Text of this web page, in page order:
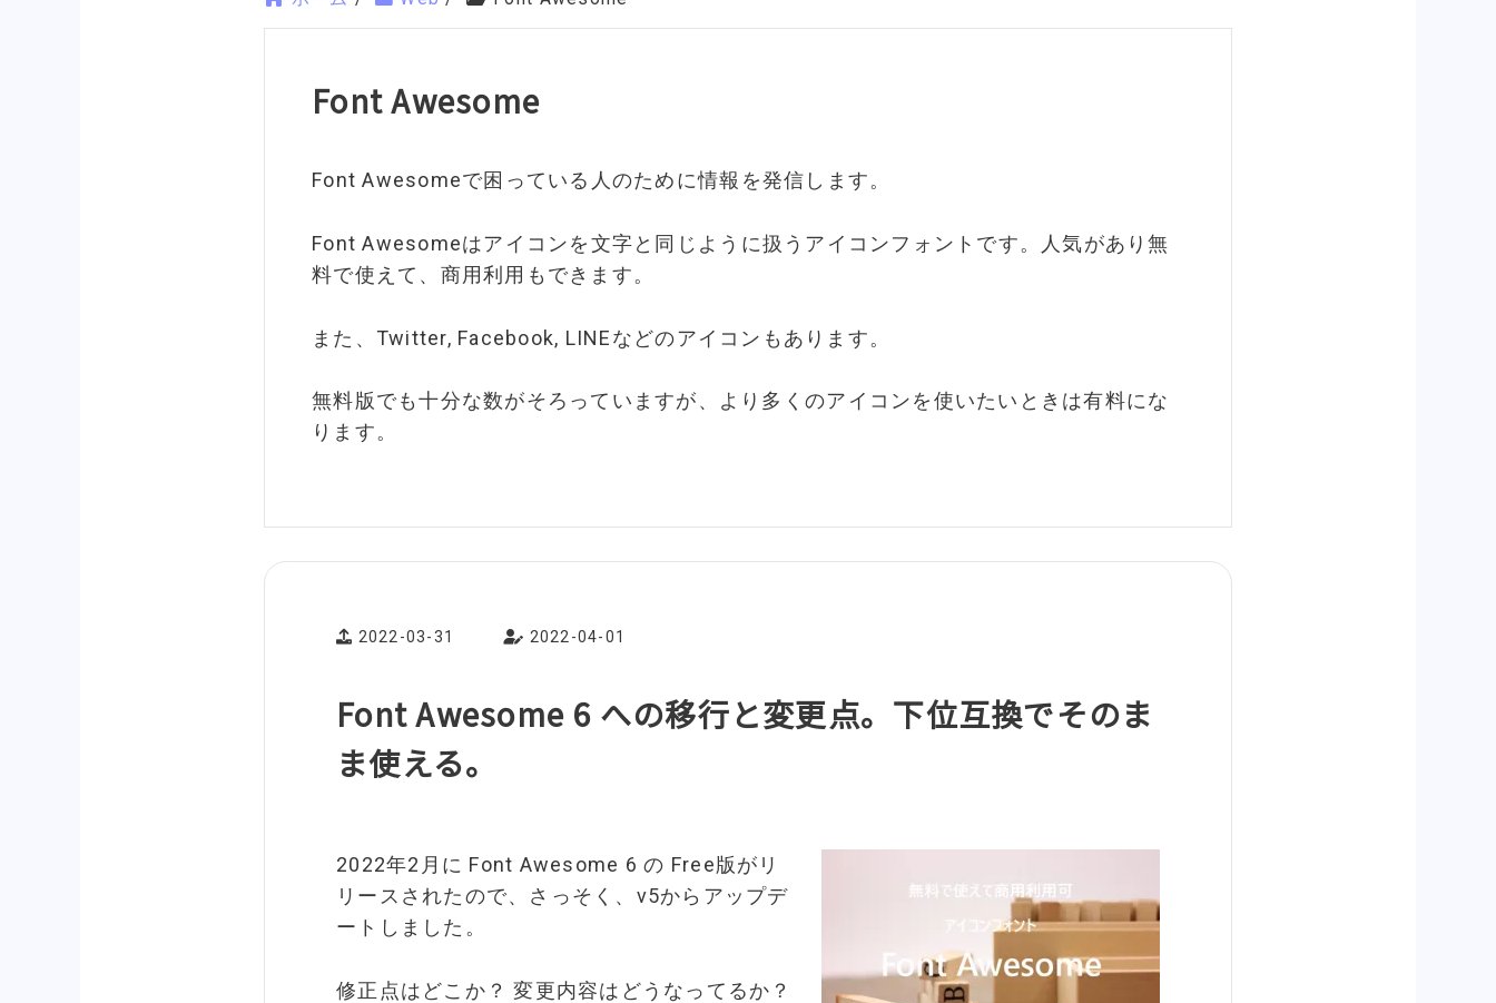
Font Awesome
Font Awesomeで困っている人のために情報を発信します。
Font Awesomeはアイコンを文字と同じように扱うアイコンフォントです。人気があり無
料で使えて、商用利用もできます。
また、Twitter, Facebook, LINEなどのアイコンもあります。
無料版でも十分な数がそろっていますが、より多くのアイコンを使いたいときは有料にな
ります。
2022-03-31 2022-04-01
Font Awesome 6 への移行と変更点。下位互換でそのま
ま使える。
2022年2月に Font Awesome 6 の Free版がリ
リースされたので、さっそく、v5からアップデ
ートしました。
修正点はどこか？ 変更内容はどうなってるか？